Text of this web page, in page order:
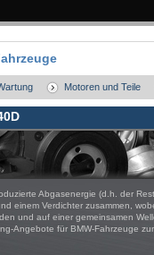
Motoren und Teile
Abgasenergie (d.h. der
einem Verdichter zusammen,
und auf einer gemeinsamen
Angebote für BMW-Fahrzeuge